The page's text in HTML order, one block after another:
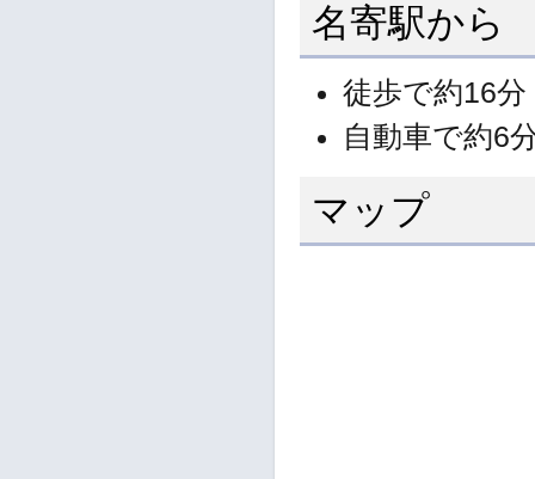
名寄駅から
徒歩で約16分
自動車で約6
マップ